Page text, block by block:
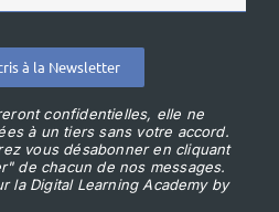
à la Newsletter
confidentielles, elle ne
à un tiers sans votre accord.
vous désabonner en cliquant
de chacun de nos messages.
la Digital Learning Academy by